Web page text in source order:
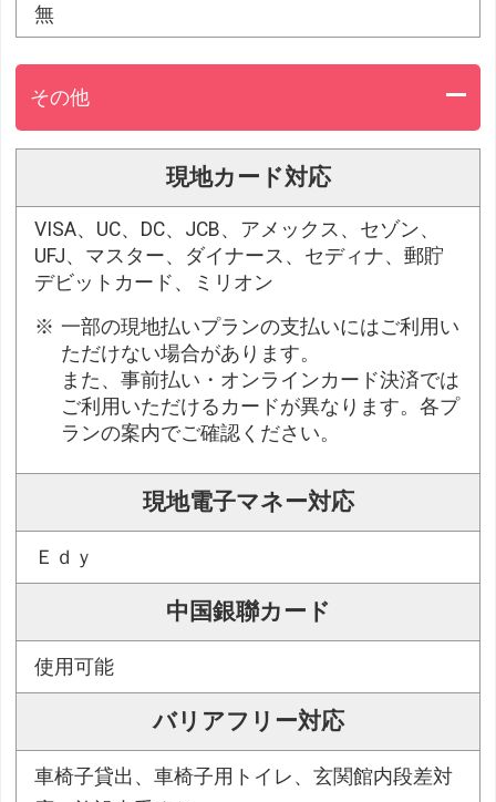
無
その他
現地カード対応
VISA、UC、DC、JCB、アメックス、セゾン、
UFJ、マスター、ダイナース、セディナ、郵貯
デビットカード、ミリオン
一部の現地払いプランの支払いにはご利用い
ただけない場合があります。
また、事前払い・オンラインカード決済では
ご利用いただけるカードが異なります。各プ
ランの案内でご確認ください。
現地電子マネー対応
Ｅｄｙ
中国銀聯カード
使用可能
バリアフリー対応
車椅子貸出、車椅子用トイレ、玄関館内段差対